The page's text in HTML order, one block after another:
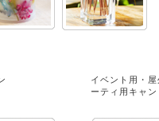
イベント用・
ーティ用キャ